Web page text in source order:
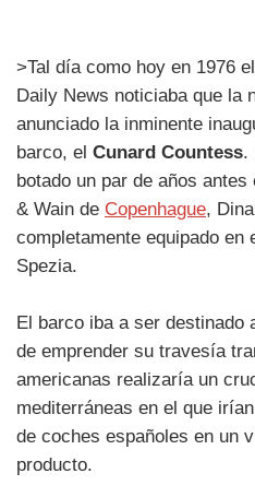
>Tal día como hoy en 1976
Daily News noticiaba que la
anunciado la inminente
barco, el Cunard Countess.
botado un par de años
& Wain de Copenhague,
completamente equipado en
Spezia.
El barco iba a ser destinado
de emprender su travesía
americanas realizaría un
mediterráneas en el que
de coches españoles en un
producto.